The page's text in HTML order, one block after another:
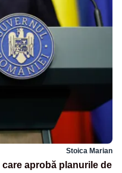
Stoica Marian
aprobă planurile de